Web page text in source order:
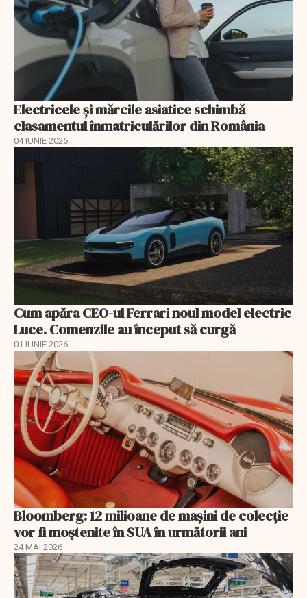
Electricele și mărcile asiatice schimbă
clasamentul înmatriculărilor din România
04 IUNIE 2026
Cum apăra CEO-ul Ferrari noul model electric
Luce. Comenzile au început să curgă
01 IUNIE 2026
Bloomberg: 12 milioane de mașini de colecție
vor fi moștenite în SUA în următorii ani
24 MAI 2026